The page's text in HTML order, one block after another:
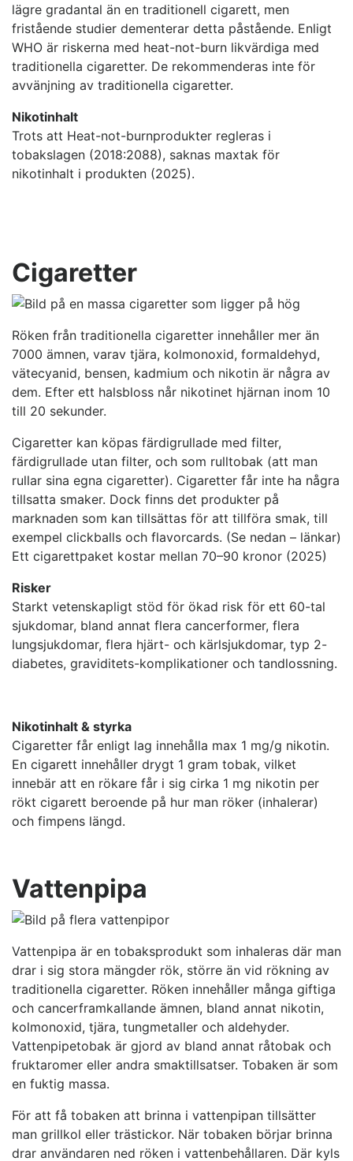
lägre gradantal än en traditionell cigarett, men
fristående studier dementerar detta påstående. Enligt
WHO är riskerna med heat-not-burn likvärdiga med
traditionella cigaretter. De rekommenderas inte för
avvänjning av traditionella cigaretter.
Nikotinhalt
Trots att Heat-not-burnprodukter regleras i
tobakslagen (2018:2088), saknas maxtak för
nikotinhalt i produkten (2025).
Cigaretter
Röken från traditionella cigaretter innehåller mer än
7000 ämnen, varav tjära, kolmonoxid, formaldehyd,
vätecyanid, bensen, kadmium och nikotin är några av
dem. Efter ett halsbloss når nikotinet hjärnan inom 10
till 20 sekunder.
Cigaretter kan köpas färdigrullade med filter,
färdigrullade utan filter, och som rulltobak (att man
rullar sina egna cigaretter). Cigaretter får inte ha några
tillsatta smaker. Dock finns det produkter på
marknaden som kan tillsättas för att tillföra smak, till
exempel clickballs och flavorcards. (Se nedan – länkar)
Ett cigarettpaket kostar mellan 70–90 kronor (2025)
Risker
Starkt vetenskapligt stöd för ökad risk för ett 60-tal
sjukdomar, bland annat flera cancerformer, flera
lungsjukdomar, flera hjärt- och kärlsjukdomar, typ 2-
diabetes, graviditets-komplikationer och tandlossning.
Nikotinhalt & styrka
Cigaretter får enligt lag innehålla max 1 mg/g nikotin.
En cigarett innehåller drygt 1 gram tobak, vilket
innebär att en rökare får i sig cirka 1 mg nikotin per
rökt cigarett beroende på hur man röker (inhalerar)
och fimpens längd.
Vattenpipa
Vattenpipa är en tobaksprodukt som inhaleras där man
drar i sig stora mängder rök, större än vid rökning av
traditionella cigaretter. Röken innehåller många giftiga
och cancerframkallande ämnen, bland annat nikotin,
kolmonoxid, tjära, tungmetaller och aldehyder.
Vattenpipetobak är gjord av bland annat råtobak och
fruktaromer eller andra smaktillsatser. Tobaken är som
en fuktig massa.
För att få tobaken att brinna i vattenpipan tillsätter
man grillkol eller trästickor. När tobaken börjar brinna
drar användaren ned röken i vattenbehållaren. Där kyls